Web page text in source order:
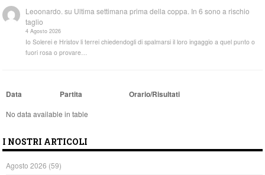
Leoonardo. su Ultima settimana prima della coppa. In 6 sono a rischio
taglio
4 Agosto 2026
Io Solerei e Hristov li terrei chiedendogli di spalmarsi il loro ingaggio a quel punto o
fuori rosa o provare…
Data Partita Orario/Risultati
No data available in table
I NOSTRI ARTICOLI
Agosto 2026 (59)